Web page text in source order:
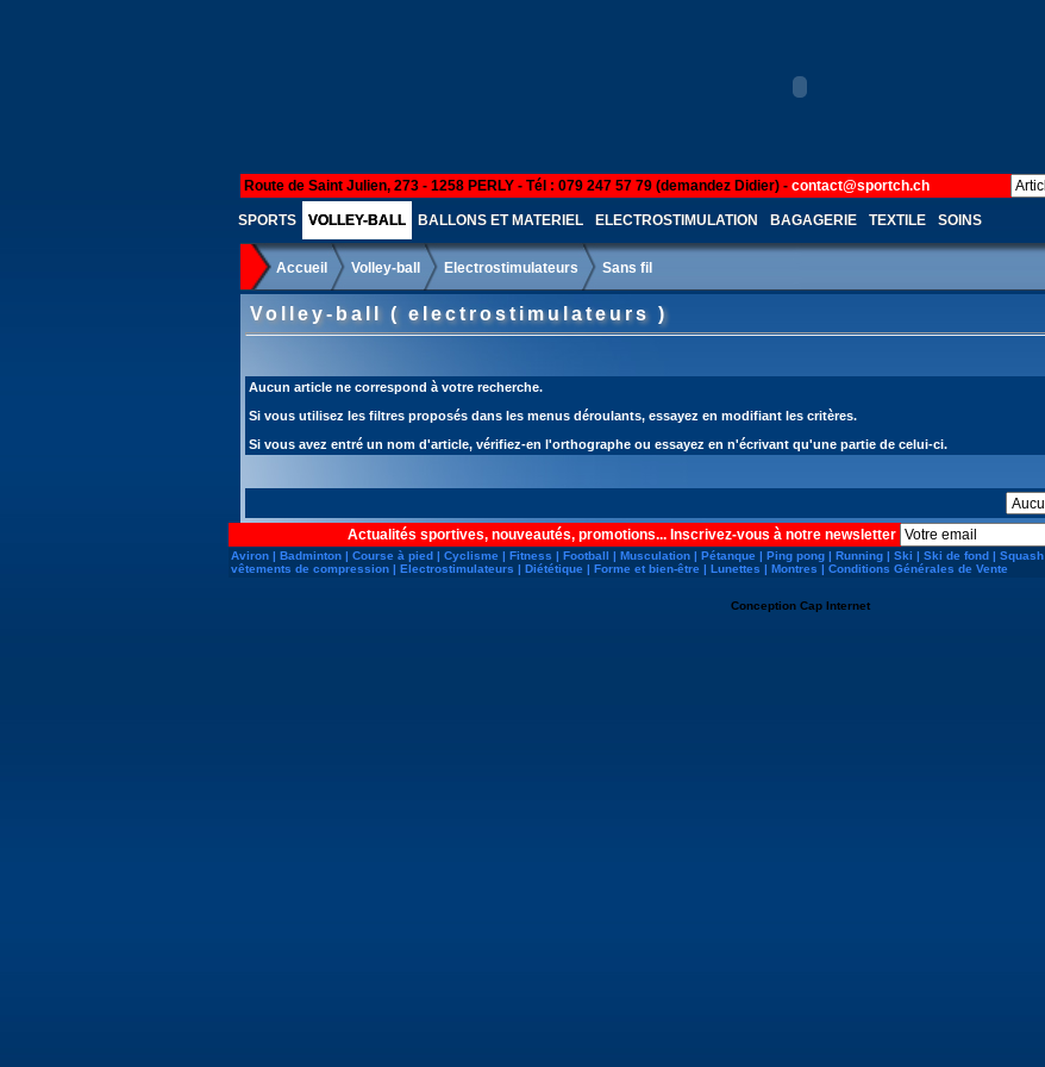
Route de Saint Julien, 273 - 1258 PERLY - Tél : 079 247 57 79 (demandez Didier) - contact@sportch.ch
SPORTS VOLLEY-BALL BALLONS ET MATERIEL ELECTROSTIMULATION BAGAGERIE TEXTILE SOINS
Accueil Volley-ball Electrostimulateurs Sans fil
Volley-ball ( electrostimulateurs )
Aucun article ne correspond à votre recherche.
Si vous utilisez les filtres proposés dans les menus déroulants, essayez en modifiant les critères.
Si vous avez entré un nom d'article, vérifiez-en l'orthographe ou essayez en n'écrivant qu'une partie de celui-ci.
Actualités sportives, nouveautés, promotions... Inscrivez-vous à notre newsletter
Aviron | Badminton | Course à pied | Cyclisme | Fitness | Football | Musculation | Pétanque | Ping pong | Running | Ski | Ski de fond | Squash
vêtements de compression | Electrostimulateurs | Diététique | Forme et bien-être | Lunettes | Montres | Conditions Générales de Vente
Conception Cap Internet